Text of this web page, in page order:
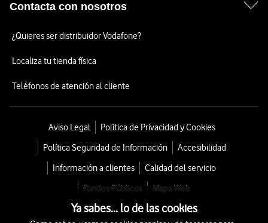
Contacta con nosotros
¿Quieres ser distribuidor Vodafone?
Localiza tu tienda física
Teléfonos de atención al cliente
Aviso Legal
Política de Privacidad y Cookies
Política Seguridad de Información
Accesibilidad
Información a clientes
Calidad del servicio
Fondos Públicos
Mapa Web
Ya sabes... lo de las cookies